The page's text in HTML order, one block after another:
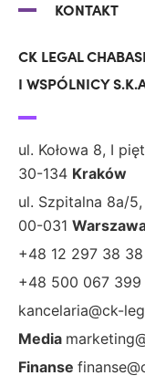
KONTAKT
CK LEGAL
I WSPÓLNICY
ul. Kołowa 8, I
30-134 Kraków
ul. Szpitalna 8a/
00-031
+48 12 297 38 38
+48 500 067 399
kancelaria@ck-
Media
Finanse